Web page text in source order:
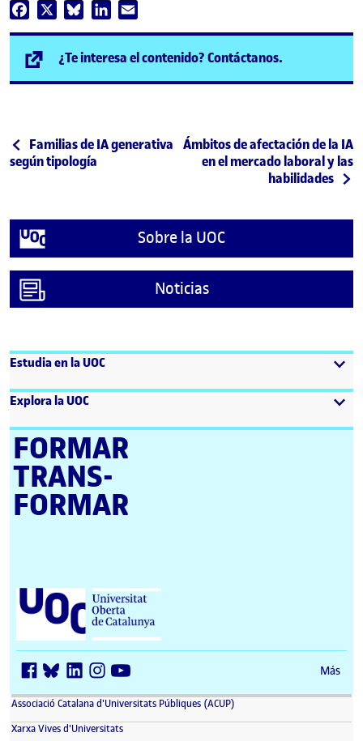
Facebook BlueskyLinkedIn
¿Te interesa el contenido? Contáctanos.
Post navigation
Publicación anterior
Familias de IA generativa
según tipología
Siguiente publicación
Ámbitos de afectación de la IA
en el mercado laboral y las
habilidades
Sobre la UOC
Noticias
Estudia en la UOC
Explora la UOC
FORMAR
TRANS­
FORMAR
Universitat Oberta de Catalunya (UOC)
Más
Associació Catalana d'Universitats Públiques (ACUP)
Xarxa Vives d'Universitats(se abre en nueva ventana)